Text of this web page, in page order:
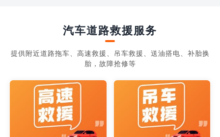
汽车道路救援服务
提供附近道路拖车、高速救援、吊车救援、送油搭电、补胎换
胎，故障抢修等